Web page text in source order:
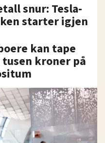
snur: Tesla-
starter igjen
kan tape
kroner på